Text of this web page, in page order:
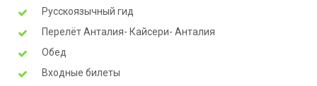
Русскоязычный гид
Перелёт Анталия- Кайсери- Анталия
Обед
Входные билеты